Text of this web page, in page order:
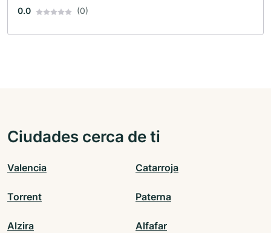
0.0 (0)
Ciudades cerca de ti
Valencia Catarroja
Torrent Paterna
Alzira Alfafar